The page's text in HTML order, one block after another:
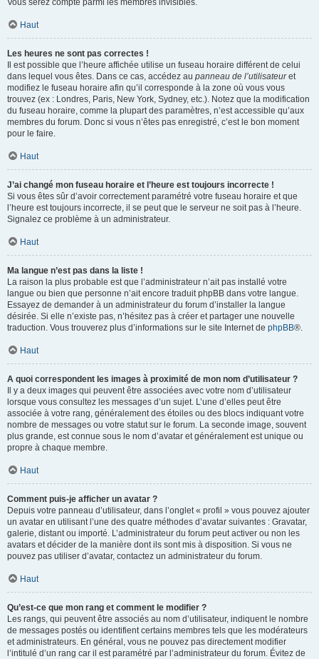
Vous serez compté parmi les membres invisibles.
Haut
Les heures ne sont pas correctes !
Il est possible que l’heure affichée utilise un fuseau horaire différent de celui
dans lequel vous êtes. Dans ce cas, accédez au panneau de l’utilisateuret
modifiez le fuseau horaire afin qu’il corresponde à la zone où vous vous
trouvez (ex : Londres, Paris, New York, Sydney, etc.). Notez que la modification
du fuseau horaire, comme la plupart des paramètres, n’est accessible qu’aux
membres du forum. Donc si vous n’êtes pas enregistré, c’est le bon moment
pour le faire.
Haut
J’ai changé mon fuseau horaire et l’heure est toujours incorrecte !
Si vous êtes sûr d’avoir correctement paramétré votre fuseau horaire et que
l’heure est toujours incorrecte, il se peut que le serveur ne soit pas à l’heure.
Signalez ce problème à un administrateur.
Haut
Ma langue n’est pas dans la liste !
La raison la plus probable est que l’administrateur n’ait pas installé votre
langue ou bien que personne n’ait encore traduit phpBB dans votre langue.
Essayez de demander à un administrateur du forum d’installer la langue
désirée. Si elle n’existe pas, n’hésitez pas à créer et partager une nouvelle
traduction. Vous trouverez plus d’informations sur le site Internet de phpBB®.
Haut
A quoi correspondent les images à proximité de mon nom d’utilisateur ?
Il y a deux images qui peuvent être associées avec votre nom d’utilisateur
lorsque vous consultez les messages d’un sujet. L’une d’elles peut être
associée à votre rang, généralement des étoiles ou des blocs indiquant votre
nombre de messages ou votre statut sur le forum. La seconde image, souvent
plus grande, est connue sous le nom d’avatar et généralement est unique ou
propre à chaque membre.
Haut
Comment puis-je afficher un avatar ?
Depuis votre panneau d’utilisateur, dans l’onglet « profil » vous pouvez ajouter
un avatar en utilisant l’une des quatre méthodes d’avatar suivantes : Gravatar,
galerie, distant ou importé. L’administrateur du forum peut activer ou non les
avatars et décider de la manière dont ils sont mis à disposition. Si vous ne
pouvez pas utiliser d’avatar, contactez un administrateur du forum.
Haut
Qu’est-ce que mon rang et comment le modifier ?
Les rangs, qui peuvent être associés au nom d’utilisateur, indiquent le nombre
de messages postés ou identifient certains membres tels que les modérateurs
et administrateurs. En général, vous ne pouvez pas directement modifier
l’intitulé d’un rang car il est paramétré par l’administrateur du forum. Évitez de